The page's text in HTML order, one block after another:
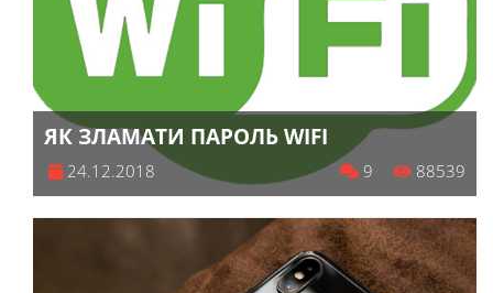
ЯК ЗЛАМАТИ ПАРОЛЬ WIFI
24.12.2018 88539
9